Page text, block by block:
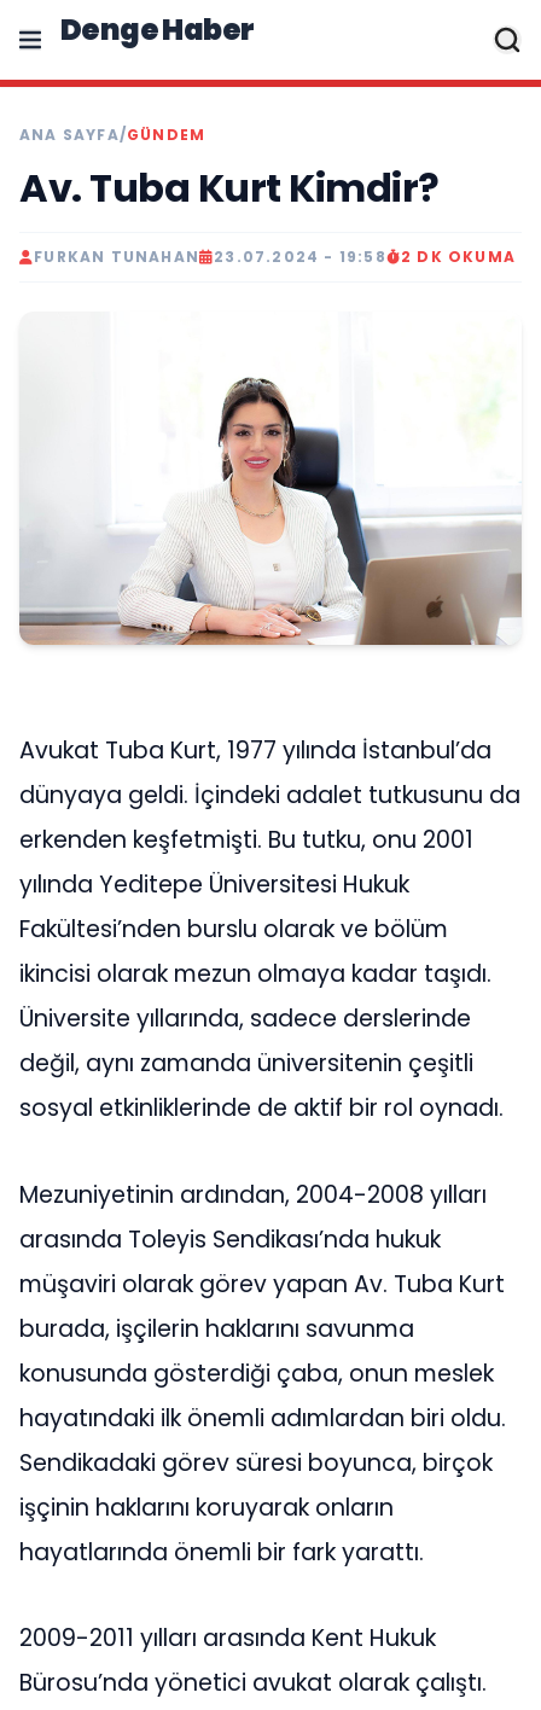
Denge Haber
ANA SAYFA/GÜNDEM
Av. Tuba Kurt Kimdir?
FURKAN TUNAHAN 23.07.2024 - 19:58 2 DK OKUMA
Avukat Tuba Kurt, 1977 yılında İstanbul’da
dünyaya geldi. İçindeki adalet tutkusunu da
erkenden keşfetmişti. Bu tutku, onu 2001
yılında Yeditepe Üniversitesi Hukuk
Fakültesi’nden burslu olarak ve bölüm
ikincisi olarak mezun olmaya kadar taşıdı.
Üniversite yıllarında, sadece derslerinde
değil, aynı zamanda üniversitenin çeşitli
sosyal etkinliklerinde de aktif bir rol oynadı.
Mezuniyetinin ardından, 2004-2008 yılları
arasında Toleyis Sendikası’nda hukuk
müşaviri olarak görev yapan Av. Tuba Kurt
burada, işçilerin haklarını savunma
konusunda gösterdiği çaba, onun meslek
hayatındaki ilk önemli adımlardan biri oldu.
Sendikadaki görev süresi boyunca, birçok
işçinin haklarını koruyarak onların
hayatlarında önemli bir fark yarattı.
2009-2011 yılları arasında Kent Hukuk
Bürosu’nda yönetici avukat olarak çalıştı.